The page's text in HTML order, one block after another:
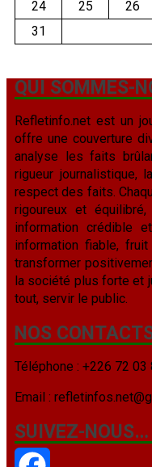
24
25 26
31
QUI SOMMES-
Refletinfo.net est un
offre une couverture
analyse les faits
rigueur journalistique,
respect des faits.
rigoureux et
information crédible
information fiable,
transformer
la société plus forte et
tout, servir le public.
NOS
Téléphone : +226 72 03
Email :
SUIVEZ-NOUS…